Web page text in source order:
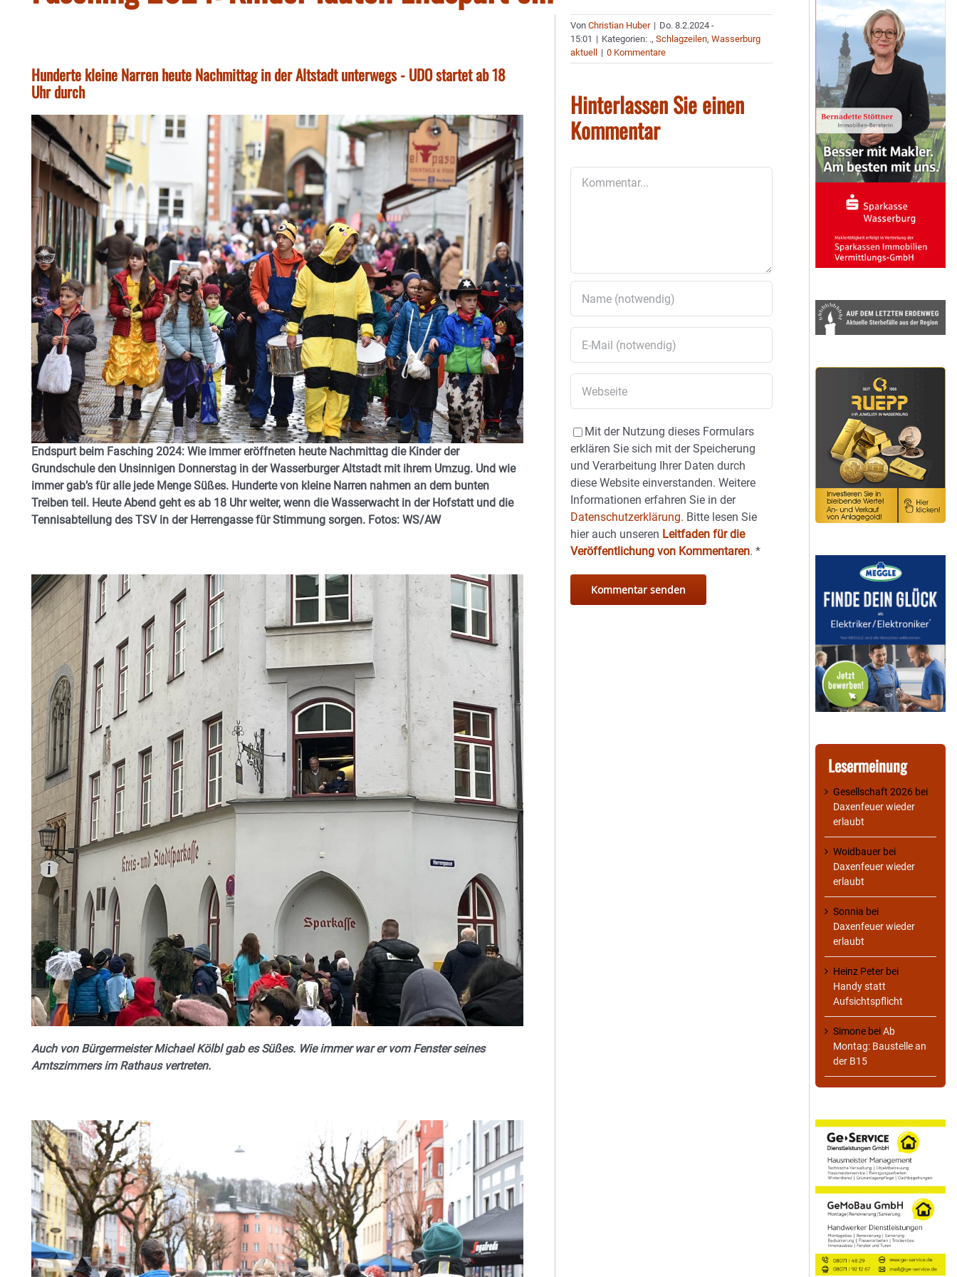
Hunderte kleine Narren heute Nachmittag in der Altstadt unterwegs - UDO startet ab 18
Uhr durch
Endspurt beim Fasching 2024: Wie immer eröffneten heute Nachmittag die Kinder der
Grundschule den Unsinnigen Donnerstag in der Wasserburger Altstadt mit ihrem Umzug. Und wie
immer gab’s für alle jede Menge Süßes. Hunderte von kleine Narren nahmen an dem bunten
Treiben teil. Heute Abend geht es ab 18 Uhr weiter, wenn die Wasserwacht in der Hofstatt und die
Tennisabteilung des TSV in der Herrengasse für Stimmung sorgen. Fotos: WS/AW
Auch von Bürgermeister Michael Kölbl gab es Süßes. Wie immer war er vom Fenster seines
Amtszimmers im Rathaus vertreten.
VonChristian Huber | Do. 8.2.2024 -
15:01 | Kategorien: .,Schlagzeilen,Wasserburg
aktuell
| 0 Kommentare
Hinterlassen Sie einen
Kommentar
Mit der Nutzung dieses Formulars
erklären Sie sich mit der Speicherung
und Verarbeitung Ihrer Daten durch
diese Website einverstanden. Weitere
Informationen erfahren Sie in der
Datenschutzerklärung. Bitte lesen Sie
hier auch unseren Leitfaden für die
Veröffentlichung von Kommentaren.*
Lesermeinung
Gesellschaft 2026 bei
Daxenfeuer wieder
erlaubt
Woidbauer bei
Daxenfeuer wieder
erlaubt
Sonnia bei
Daxenfeuer wieder
erlaubt
Heinz Peter bei
Handy statt
Aufsichtspflicht
Simone beiAb
Montag: Baustelle an
der B15